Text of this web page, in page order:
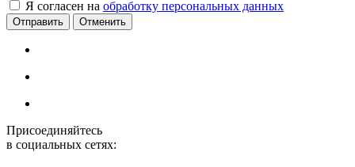
Я согласен на обработку персональных данных
Отменить
Присоединяйтесь
в социальных сетях: